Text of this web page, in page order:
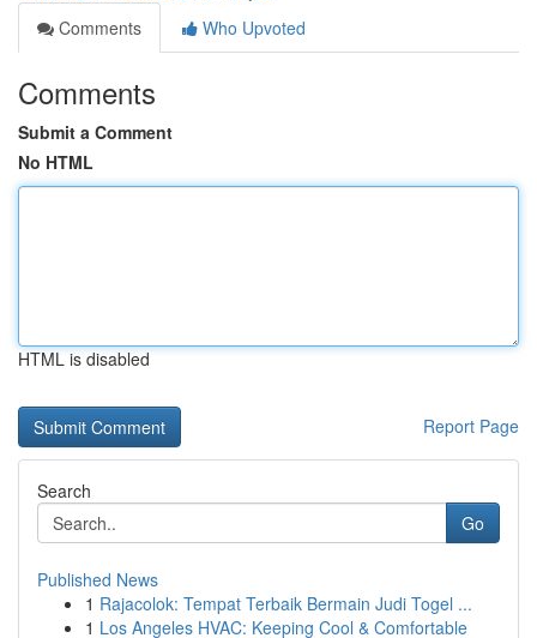
Comments
Who Upvoted
Comments
Submit a Comment
No HTML
HTML is disabled
Report Page
Search
Go
Published News
1 Rajacolok: Tempat Terbaik Bermain Judi Togel ...
1 Los Angeles HVAC: Keeping Cool & Comfortable